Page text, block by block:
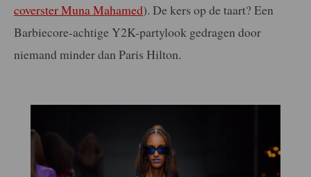
coverster Muna Mahamed). De kers op de taart? Een
Barbiecore-achtige Y2K-partylook gedragen door
niemand minder dan Paris Hilton.